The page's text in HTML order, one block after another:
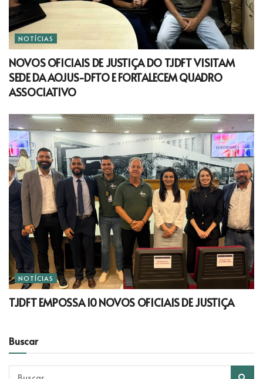
NOTÍCIAS
NOVOS OFICIAIS DE JUSTIÇA DO TJDFT VISITAM
SEDE DA AOJUS-DFTO E FORTALECEM QUADRO
ASSOCIATIVO
NOTÍCIAS
TJDFT EMPOSSA 10 NOVOS OFICIAIS DE JUSTIÇA
Buscar